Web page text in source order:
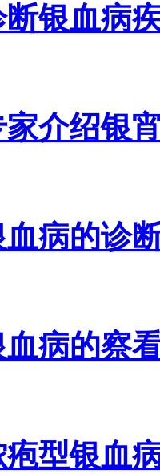
断银血病
家介绍银
血病的诊
血病的察
疱型银血